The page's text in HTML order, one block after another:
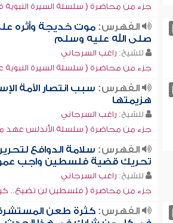
جزء من محاضرة ( سلسلة السيرة
الفهرس: موت خديجة وأثره
صلى الله عليه وسلم
للشيخ: راغب السرجاني
جزء من محاضرة ( سلسلة السيرة النبوية
الفهرس: سبب انتصار الأمة
هزيمتها
للشيخ: راغب السرجاني
جزء من محاضرة ( سلسلة الأندلس عهد
الفهرس: سلامة الدوافع
تحريك قضية فلسطين واجب
للشيخ: راغب السرجاني
جزء من محاضرة ( فلسطين لن تضيع..
الفهرس: كثرة طعن